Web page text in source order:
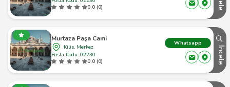
0.0 (0)
Murtaza Paşa Cami
Kilis, Merkez
Posta Kodu: 02230
0.0 (0)
Whatsapp
İncele